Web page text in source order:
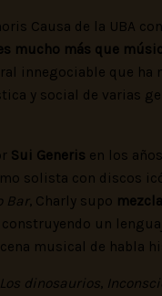
Causa de la UBA
mucho más que
innegociable que ha
y social de varias
Sui Generis en los
solista con discos
Bar, Charly supo
construyendo un
musical de habla
Los dinosaurios,